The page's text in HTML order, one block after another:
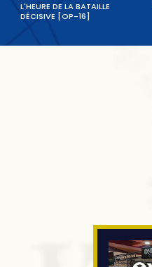
L'HEURE DE LA BATAILLE
DÉCISIVE [OP-16]